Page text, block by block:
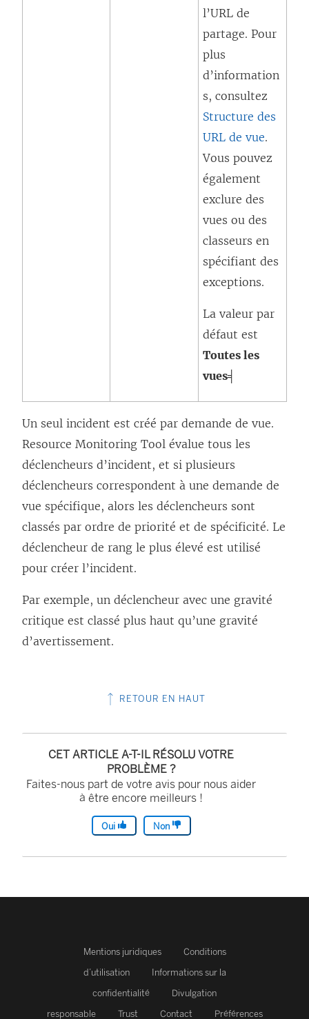
l’URL de
partage. Pour
plus
d’information
s, consultez
Structure des
URL de vue.
Vous pouvez
également
exclure des
vues ou des
classeurs en
spécifiant des
exceptions.
La valeur par
défaut est
Toutes les
vues╡
Un seul incident est créé par demande de vue.
Resource Monitoring Tool évalue tous les
déclencheurs d’incident, et si plusieurs
déclencheurs correspondent à une demande de
vue spécifique, alors les déclencheurs sont
classés par ordre de priorité et de spécificité. Le
déclencheur de rang le plus élevé est utilisé
pour créer l’incident.
Par exemple, un déclencheur avec une gravité
critique est classé plus haut qu’une gravité
d’avertissement.
RETOUR EN HAUT
CET ARTICLE A-T-IL RÉSOLU VOTRE
PROBLÈME ?
Faites-nous part de votre avis pour nous aider
à être encore meilleurs !
Oui Non
Mentions juridiques
Conditions
d’utilisation
Informations sur la
confidentialité
Divulgation
responsable
Trust Contact Préférences